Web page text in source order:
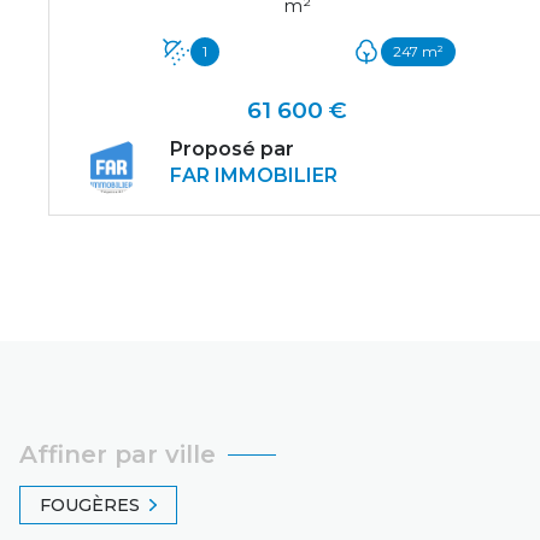
m²
1 247 m²
61 600 €
Proposé par
FAR IMMOBILIER
Affiner par ville
FOUGÈRES